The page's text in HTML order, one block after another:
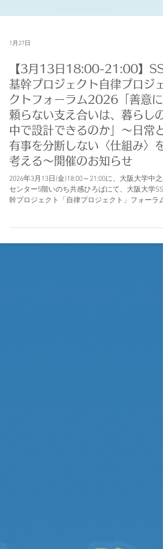
1月27日
【3月13日18:00-21:00】SSI
基幹プロジェクト自律プロジェ
クトフォーラム2026「善意に
頼らない支え合いは、暮らしの
中で設計できるのか」〜日常と
有事を分断しない〈仕組み〉を
考える〜開催のお知らせ
2026を開催します。